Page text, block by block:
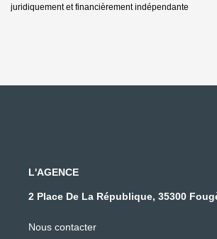
juridiquement et financièrement indépendante
L'AGENCE
2 Place De La République, 35300
Nous contacter